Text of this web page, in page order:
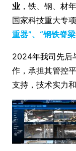
业 ，铁、钢、材
国家科技重大专
重器”、“钢铁脊梁
2024年我司先后
作，承担其管控
支持，技术实力